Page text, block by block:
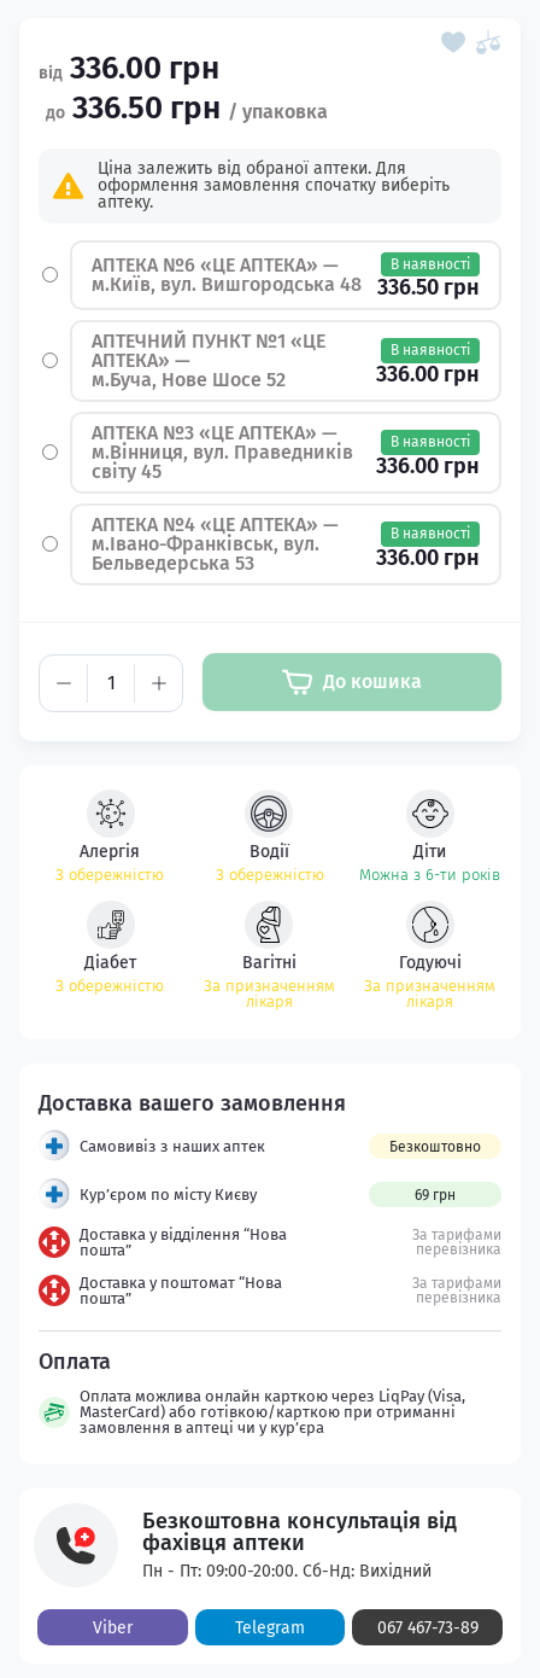
336.00 грн
336.50 грн
Ціна залежить від обраної аптеки. Для
оформлення замовлення спочатку виберіть
аптеку.
АПТЕКА №6 «ЦЕ АПТЕКА» —
м.Київ, вул. Вишгородська 48
В наявності
336.50 грн
АПТЕЧНИЙ ПУНКТ №1 «ЦЕ
АПТЕКА» —
м.Буча, Нове Шосе 52
В наявності
336.00 грн
АПТЕКА №3 «ЦЕ АПТЕКА» —
м.Вінниця, вул. Праведників
світу 45
В наявності
336.00 грн
АПТЕКА №4 «ЦЕ АПТЕКА» —
м.Івано-Франківськ, вул.
Бельведерська 53
В наявності
336.00 грн
До кошика
Алергія
З обережністю
Водії
З обережністю
Діти
Можна з 6-ти років
Діабет
З обережністю
Вагітні
За призначенням
лікаря
Годуючі
За призначенням
лікаря
Самовивіз з наших аптек Безкоштовно
Кур’єром по місту Києву 69 грн
Доставка у відділення “Нова
пошта”
За тарифами
перевізника
Доставка у поштомат “Нова
пошта”
За тарифами
перевізника
Оплата можлива онлайн карткою через LiqPay (Visa,
MasterCard) або готівкою/карткою при отриманні
замовлення в аптеці чи у кур’єра
Безкоштовна консультація від
фахівця аптеки
Пн - Пт: 09:00-20:00. Сб-Нд: Вихідний
Viber Telegram 067 467-73-89